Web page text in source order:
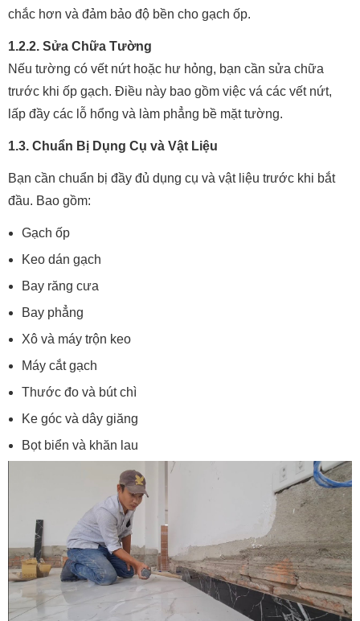
chắc hơn và đảm bảo độ bền cho gạch ốp.
1.2.2. Sửa Chữa Tường
Nếu tường có vết nứt hoặc hư hỏng, bạn cần sửa chữa
trước khi ốp gạch. Điều này bao gồm việc vá các vết nứt,
lấp đầy các lỗ hổng và làm phẳng bề mặt tường.
1.3. Chuẩn Bị Dụng Cụ và Vật Liệu
Bạn cần chuẩn bị đầy đủ dụng cụ và vật liệu trước khi bắt
đầu. Bao gồm:
Gạch ốp
Keo dán gạch
Bay răng cưa
Bay phẳng
Xô và máy trộn keo
Máy cắt gạch
Thước đo và bút chì
Ke góc và dây giăng
Bọt biển và khăn lau